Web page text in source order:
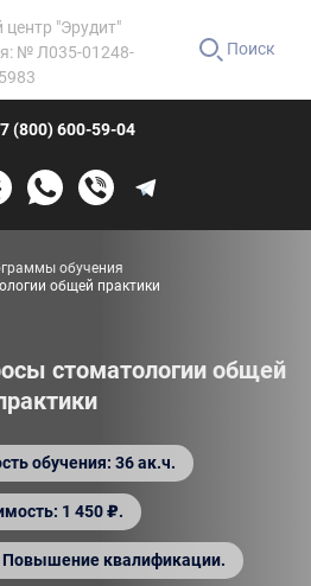
"Эрудит"
№ Л035-01248-
Поиск
(800) 600-59-04
обучения
общей практики
стоматологии общей
обучения: 36 ак.ч.
1 450 ₽.
квалификации.